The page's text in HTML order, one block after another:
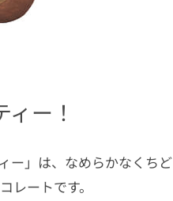
ー！
ー」は、なめらかなくちど
ートです。